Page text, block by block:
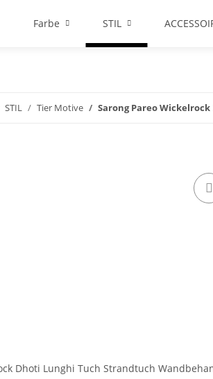
Farbe STIL
STIL Tier Motive Sarong Pareo